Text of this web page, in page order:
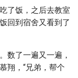
了饭，之后去教室
回到宿舍又看到了
数了一遍又一遍，
翔，“兄弟，帮个